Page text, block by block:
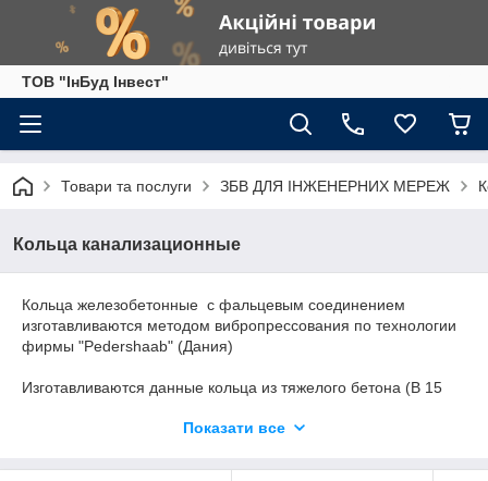
ТОВ "ІнБуд Інвест"
Товари та послуги ЗБВ ДЛЯ ІНЖЕНЕРНИХ МЕРЕЖ
Кольца канализационные
Кольца железобетонные с фальцевым соединением
изготавливаются методом вибропрессования по технологии
фирмы "Pedershaab" (Дания)
Изготавливаются данные кольца из тяжелого бетона (В 15
чертежах конструкций) и предназначены для устройства
Показати все